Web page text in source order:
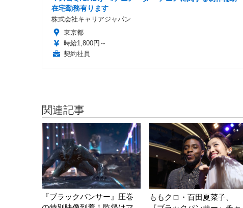
在宅勤務有ります
株式会社キャリアジャパン
東京都
時給1,800円～
契約社員
関連記事
『ブラックパンサー』圧巻
ももクロ・百田夏菜子、